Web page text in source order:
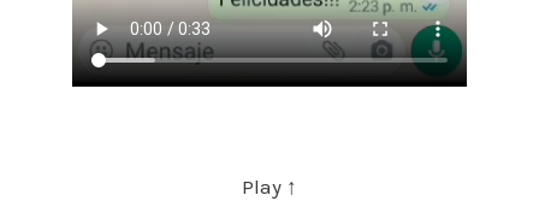
Play ↑